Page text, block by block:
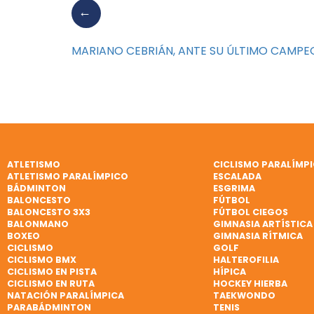
MARIANO CEBRIÁN, ANTE SU ÚLTIMO
ATLETISMO
ATLETISMO PARALÍMPICO
BÁDMINTON
BALONCESTO
BALONCESTO 3X3
BALONMANO
BOXEO
CICLISMO
CICLISMO BMX
CICLISMO EN PISTA
CICLISMO EN RUTA
CICLISMO
ESCALADA
ESGRIMA
FÚTBOL
FÚTBOL CIEGOS
GIMNASIA ARTÍSTICA
GIMNASIA RÍTMICA
GOLF
HALTEROFILIA
HÍPICA
HOCKEY HIERBA
NATACIÓN PARALÍMPICA
PARABÁDMINTON
TAEKWONDO
TENIS